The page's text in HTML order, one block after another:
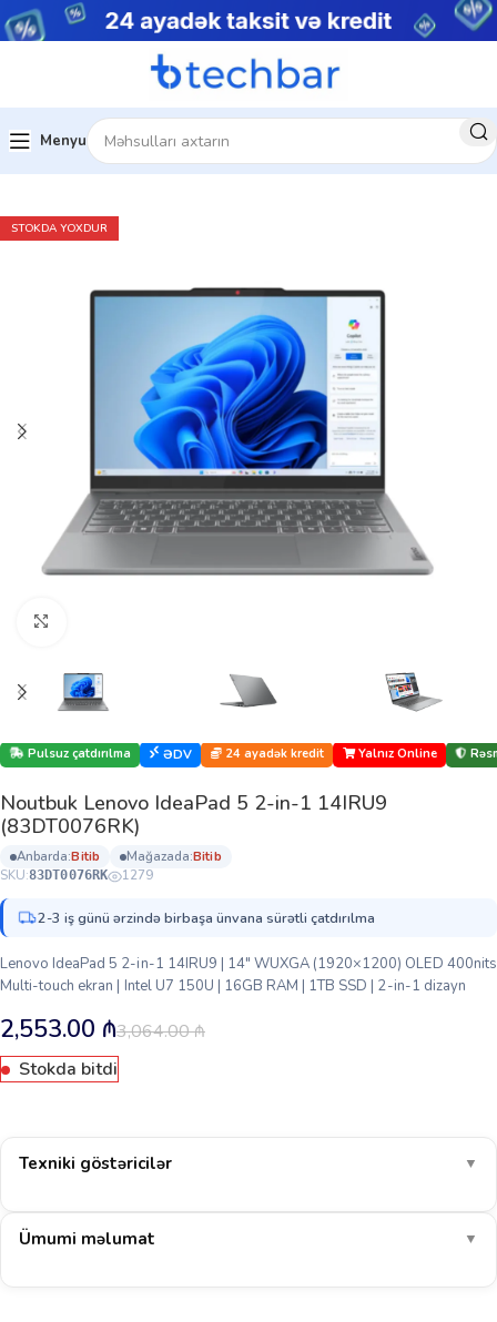
Menyu
Ev Noutbuklar Biznes noutbukları
STOKDA YOXDUR
Pulsuz çatdırılma ƏDV 24 ayadək kredit Yalnız Online
Noutbuk Lenovo IdeaPad 5 2-in-1 14IRU9
(83DT0076RK)
anbarda: bi̇ti̇b mağazada: bi̇ti̇b
SKU:83DT0076RK 1279
2-3 iş günü ərzində birbaşa ünvana sürətli çatdırılma
Lenovo IdeaPad 5 2-in-1 14IRU9 | 14″ WUXGA (1920×1200) OLED 400nits
Multi-touch ekran | Intel U7 150U | 16GB RAM | 1TB SSD | 2-in-1 dizayn
3,064.00₼
2,553.00 ₼
Stokda bitdi
Texniki göstəricilər ▼
Ümumi məlumat ▼